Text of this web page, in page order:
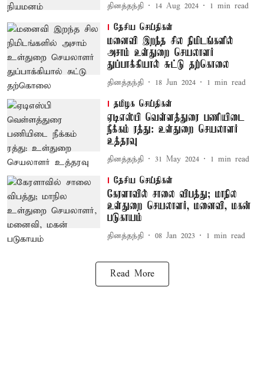
தினத்தந்தி 14 Aug 2024 1 min read
தேசிய செய்திகள்
மனைவி இறந்த சில நிமிடங்களில்
அசாம் உள்துறை செயலாளர்
துப்பாக்கியால் சுட்டு தற்கொலை
தினத்தந்தி 18 Jun 2024 1 min read
தமிழக செய்திகள்
ஏடிஎஸ்பி வெள்ளத்துரை பணியிடை
நீக்கம் ரத்து: உள்துறை செயலாளர்
உத்தரவு
தினத்தந்தி 31 May 2024 1 min read
தேசிய செய்திகள்
கேரளாவில் சாலை விபத்து; மாநில
உள்துறை செயலாளர், மனைவி, மகன்
படுகாயம்
தினத்தந்தி 08 Jan 2023 1 min read
Read More